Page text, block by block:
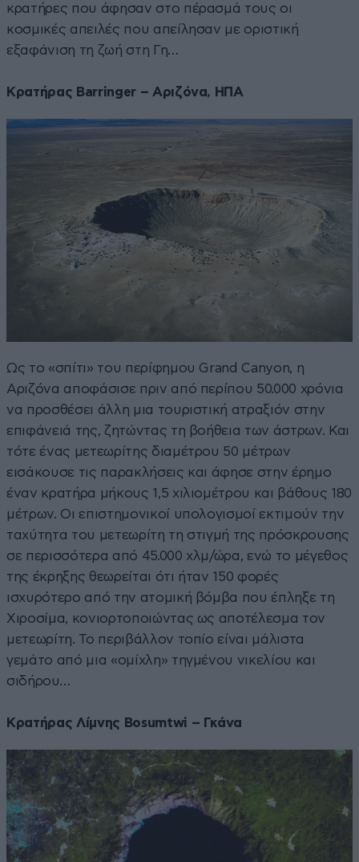
κρατήρες που άφησαν στο πέρασμά τους οι
κοσμικές απειλές που απείλησαν με οριστική
εξαφάνιση τη ζωή στη Γη…
Κρατήρας Barringer – Αριζόνα, ΗΠΑ
Ως το «σπίτι» του περίφημου Grand Canyon, η
Αριζόνα αποφάσισε πριν από περίπου 50.000 χρόνια
να προσθέσει άλλη μια τουριστική ατραξιόν στην
επιφάνειά της, ζητώντας τη βοήθεια των άστρων. Και
τότε ένας μετεωρίτης διαμέτρου 50 μέτρων
εισάκουσε τις παρακλήσεις και άφησε στην έρημο
έναν κρατήρα μήκους 1,5 χιλιομέτρου και βάθους 180
μέτρων. Οι επιστημονικοί υπολογισμοί εκτιμούν την
ταχύτητα του μετεωρίτη τη στιγμή της πρόσκρουσης
σε περισσότερα από 45.000 χλμ/ώρα, ενώ το μέγεθος
της έκρηξης θεωρείται ότι ήταν 150 φορές
ισχυρότερο από την ατομική βόμβα που έπληξε τη
Χιροσίμα, κονιορτοποιώντας ως αποτέλεσμα τον
μετεωρίτη. Το περιβάλλον τοπίο είναι μάλιστα
γεμάτο από μια «ομίχλη» τηγμένου νικελίου και
σιδήρου…
Κρατήρας Λίμνης Bosumtwi – Γκάνα